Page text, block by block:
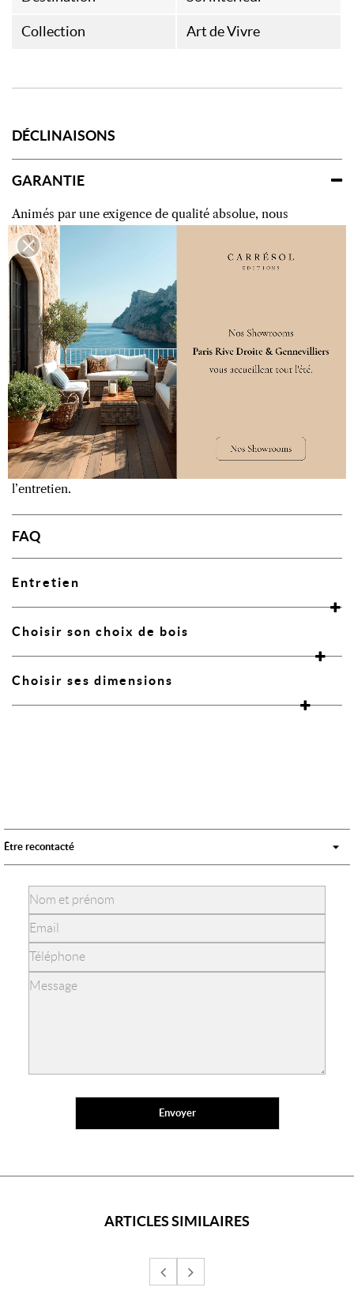
Collection Art de Vivre
DÉCLINAISONS
GARANTIE
Animés par une exigence de qualité absolue, nous
supervisons avec soin chaque étape du processus de
fabrication, depuis la sélection des essences
jusqu’aux finitions les plus délicates. Cette attention
constante portée au détail nous permet de garantir
des créations à la hauteur de vos exigences. Nos
maîtres artisans au sein de nos ateliers subliment la
matière avec une maîtrise technique sans pareil.
Ce cercle de confiance nous permet de vous offrir
des créations d’exception, dont la longévité peut
s’étendre de dix ans à toute une vie, selon l’usage et
l’entretien.
FAQ
Entretien
Choisir son choix de bois
Choisir ses dimensions
ARTICLES SIMILAIRES